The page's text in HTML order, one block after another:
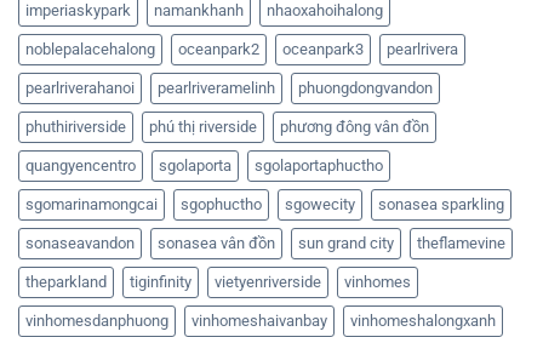
imperiaskypark namankhanh nhaoxahoihalong
noblepalacehalong oceanpark2 oceanpark3 pearlrivera
pearlriverahanoi pearlriveramelinh phuongdongvandon
phuthiriverside phú thị riverside phương đông vân đồn
quangyencentro sgolaporta sgolaportaphuctho
sgomarinamongcai sgophuctho sgowecity sonasea sparkling
sonaseavandon sonasea vân đồn sun grand city theflamevine
theparkland tiginfinity vietyenriverside vinhomes
vinhomesdanphuong vinhomeshaivanbay vinhomeshalongxanh